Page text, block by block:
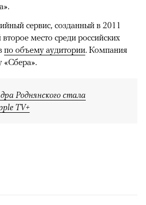
сервис, созданный в 2011
место среди российских
по объему аудитории. Компания
«Сбера».
Роднянского стала
TV+